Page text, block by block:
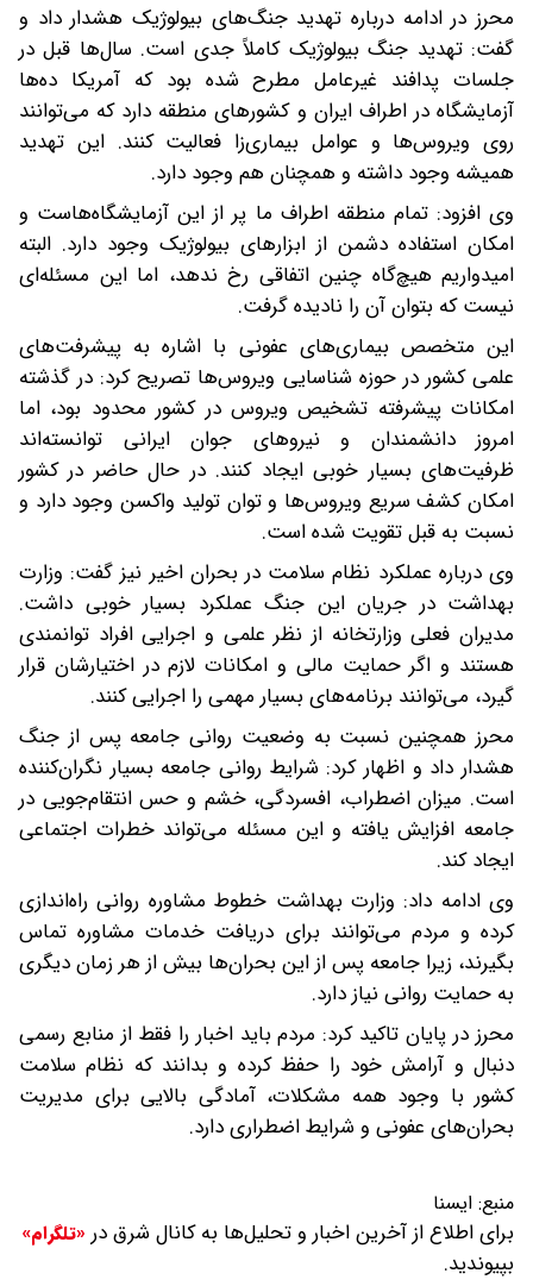
محرز در ادامه درباره تهدید جنگ‌های بیولوژیک هشدار داد و
گفت: تهدید جنگ بیولوژیک کاملاً جدی است. سال‌ها قبل در
جلسات پدافند غیرعامل مطرح شده بود که آمریکا ده‌ها
آزمایشگاه در اطراف ایران و کشورهای منطقه دارد که می‌توانند
روی ویروس‌ها و عوامل بیماری‌زا فعالیت کنند. این تهدید
همیشه وجود داشته و همچنان هم وجود دارد.
وی افزود: تمام منطقه اطراف ما پر از این آزمایشگاه‌هاست و
امکان استفاده دشمن از ابزارهای بیولوژیک وجود دارد. البته
امیدواریم هیچ‌گاه چنین اتفاقی رخ ندهد، اما این مسئله‌ای
نیست که بتوان آن را نادیده گرفت.
این متخصص بیماری‌های عفونی با اشاره به پیشرفت‌های
علمی کشور در حوزه شناسایی ویروس‌ها تصریح کرد: در گذشته
امکانات پیشرفته تشخیص ویروس در کشور محدود بود، اما
امروز دانشمندان و نیروهای جوان ایرانی توانسته‌اند
ظرفیت‌های بسیار خوبی ایجاد کنند. در حال حاضر در کشور
امکان کشف سریع ویروس‌ها و توان تولید واکسن وجود دارد و
نسبت به قبل تقویت شده است.
وی درباره عملکرد نظام سلامت در بحران اخیر نیز گفت: وزارت
بهداشت در جریان این جنگ عملکرد بسیار خوبی داشت.
مدیران فعلی وزارتخانه از نظر علمی و اجرایی افراد توانمندی
هستند و اگر حمایت مالی و امکانات لازم در اختیارشان قرار
گیرد، می‌توانند برنامه‌های بسیار مهمی را اجرایی کنند.
محرز همچنین نسبت به وضعیت روانی جامعه پس از جنگ
هشدار داد و اظهار کرد: شرایط روانی جامعه بسیار نگران‌کننده
است. میزان اضطراب، افسردگی، خشم و حس انتقام‌جویی در
جامعه افزایش یافته و این مسئله می‌تواند خطرات اجتماعی
ایجاد کند.
وی ادامه داد: وزارت بهداشت خطوط مشاوره روانی راه‌اندازی
کرده و مردم می‌توانند برای دریافت خدمات مشاوره تماس
بگیرند، زیرا جامعه پس از این بحران‌ها بیش از هر زمان دیگری
به حمایت روانی نیاز دارد.
محرز در پایان تاکید کرد: مردم باید اخبار را فقط از منابع رسمی
دنبال و آرامش خود را حفظ کرده و بدانند که نظام سلامت
کشور با وجود همه مشکلات، آمادگی بالایی برای مدیریت
بحران‌های عفونی و شرایط اضطراری دارد.
منبع: ایسنا
برای اطلاع از آخرین اخبار و تحلیل‌ها به کانال شرق در «تلگرام»
بپیوندید.